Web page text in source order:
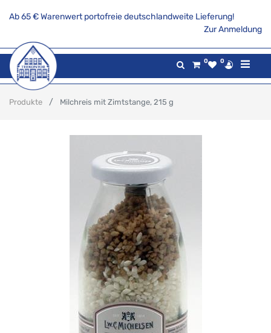
Ab 65 € Warenwert portofreie deutschlandweite Lieferung!
Zur Anmeldung
0 0
Produkte Milchreis mit Zimtstange, 215 g